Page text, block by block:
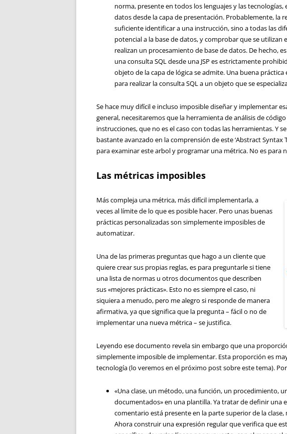
norma, presente en todos los lenguajes y las tecnologías,
datos desde la capa de presentación. Probablemente, la
suficiente identificar a una instrucción, sino a todas las
potencial a la base de datos, y comprobar que se utilizan
realizan un procesamiento de base de datos. De hecho,
una consulta SQL desde una JSP es estrictamente
objeto de la capa de lógica se admite. Una buena
para realizar la consulta SQL a un objeto que se
Se hace muy difícil e incluso imposible diseñar y implementar
general, necesitaremos que la herramienta de análisis de
instrucciones, que no es el caso con todas las herramientas. Y
bastante avanzado en la comprensión de este ‘Abstract Syntax
para examinar este arbol y programar una métrica. No es para
Las métricas imposibles
Más compleja una métrica, más difícil implementarla, a
veces al límite de lo que es posible hacer. Pero unas buenas
prácticas personalizadas son simplemente imposibles de
automatizar.
Una de las primeras preguntas que hago a un cliente que
quiere crear sus propias reglas, es para preguntarle si tiene
una lista de normas u otros documentos que describen
sus «mejores prácticas». Esto no es siempre el caso, ni
siquiera a menudo, pero me alegro si responde de manera
afirmativa, ya que significa que la pregunta – fácil o no de
implementar una nueva métrica – se justifica.
Leyendo ese documento revela sin embargo que una
simplemente imposible de implementar. Esta proporción es
tecnología (lo veremos en el próximo post sobre este tema).
«Una clase, un método, una función, un procedimiento,
documentados» en una plantilla. Ya tratar de definir una
comentario está presente en la parte superior de la
Ahora construir una expresión regular que verifica que